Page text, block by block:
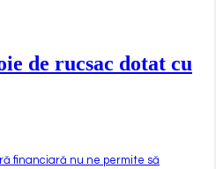
de rucsac dotat cu
financiară nu ne permite să